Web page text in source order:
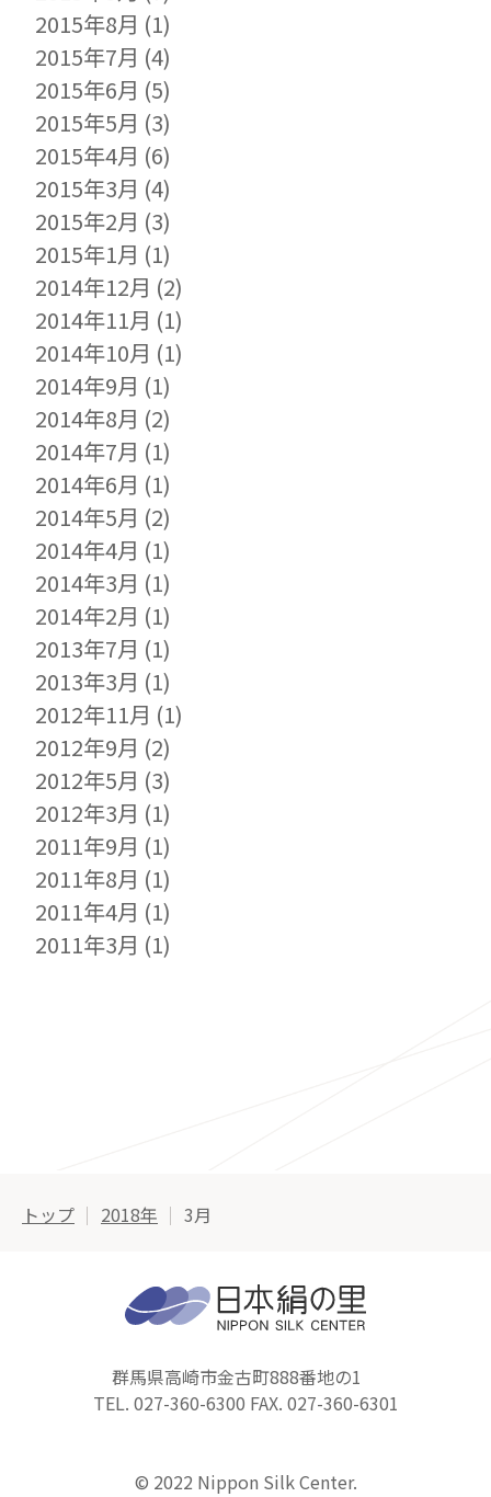
トップ 2018年 3月
2015年8月 (1)
2015年7月 (4)
2015年6月 (5)
2015年5月 (3)
2015年4月 (6)
2015年3月 (4)
2015年2月 (3)
2015年1月 (1)
2014年12月 (2)
2014年11月 (1)
2014年10月 (1)
2014年9月 (1)
2014年8月 (2)
2014年7月 (1)
2014年6月 (1)
2014年5月 (2)
2014年4月 (1)
2014年3月 (1)
2014年2月 (1)
2013年7月 (1)
2013年3月 (1)
2012年11月 (1)
2012年9月 (2)
2012年5月 (3)
2012年3月 (1)
2011年9月 (1)
2011年8月 (1)
2011年4月 (1)
2011年3月 (1)
群馬県高崎市金古町888番地の1
TEL. 027-360-6300 FAX. 027-360-6301
© 2022 Nippon Silk Center.